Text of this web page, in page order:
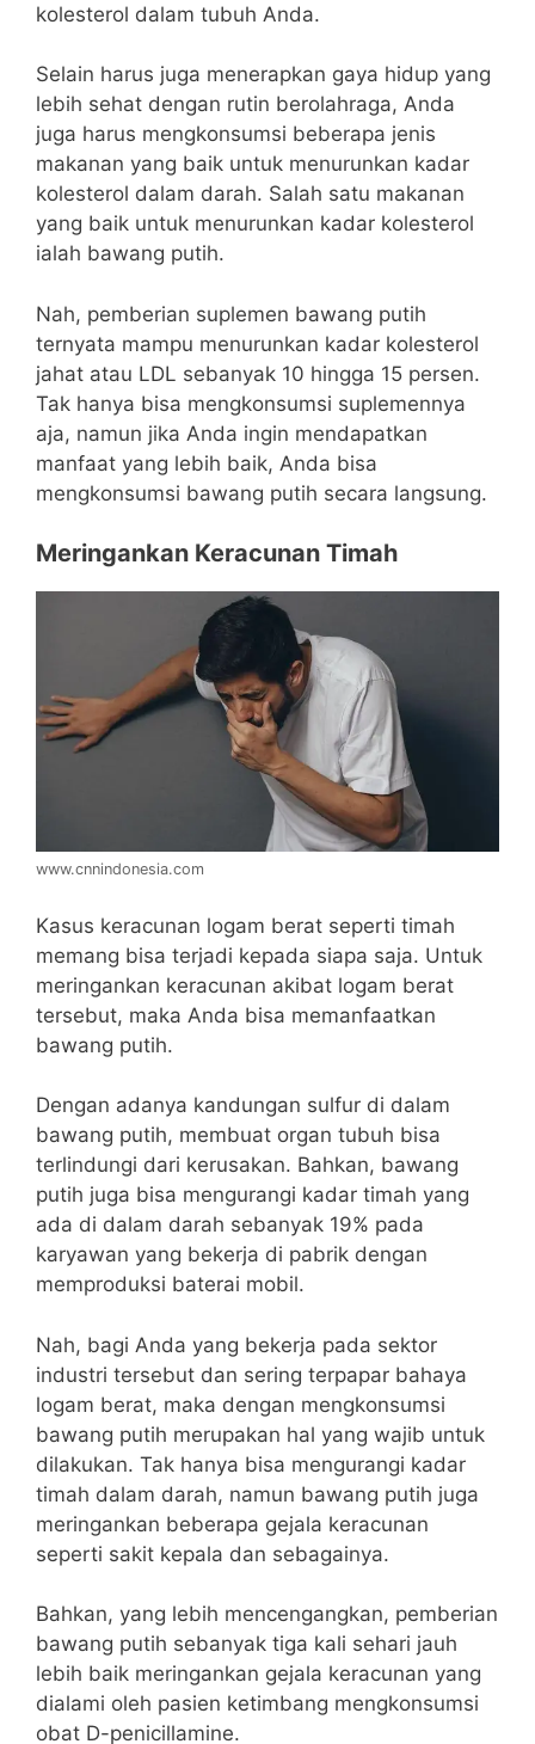
kolesterol dalam tubuh Anda.
Selain harus juga menerapkan gaya hidup yang
lebih sehat dengan rutin berolahraga, Anda
juga harus mengkonsumsi beberapa jenis
makanan yang baik untuk menurunkan kadar
kolesterol dalam darah. Salah satu makanan
yang baik untuk menurunkan kadar kolesterol
ialah bawang putih.
Nah, pemberian suplemen bawang putih
ternyata mampu menurunkan kadar kolesterol
jahat atau LDL sebanyak 10 hingga 15 persen.
Tak hanya bisa mengkonsumsi suplemennya
aja, namun jika Anda ingin mendapatkan
manfaat yang lebih baik, Anda bisa
mengkonsumsi bawang putih secara langsung.
Meringankan Keracunan Timah
www.cnnindonesia.com
Kasus keracunan logam berat seperti timah
memang bisa terjadi kepada siapa saja. Untuk
meringankan keracunan akibat logam berat
tersebut, maka Anda bisa memanfaatkan
bawang putih.
Dengan adanya kandungan sulfur di dalam
bawang putih, membuat organ tubuh bisa
terlindungi dari kerusakan. Bahkan, bawang
putih juga bisa mengurangi kadar timah yang
ada di dalam darah sebanyak 19% pada
karyawan yang bekerja di pabrik dengan
memproduksi baterai mobil.
Nah, bagi Anda yang bekerja pada sektor
industri tersebut dan sering terpapar bahaya
logam berat, maka dengan mengkonsumsi
bawang putih merupakan hal yang wajib untuk
dilakukan. Tak hanya bisa mengurangi kadar
timah dalam darah, namun bawang putih juga
meringankan beberapa gejala keracunan
seperti sakit kepala dan sebagainya.
Bahkan, yang lebih mencengangkan, pemberian
bawang putih sebanyak tiga kali sehari jauh
lebih baik meringankan gejala keracunan yang
dialami oleh pasien ketimbang mengkonsumsi
obat D-penicillamine.